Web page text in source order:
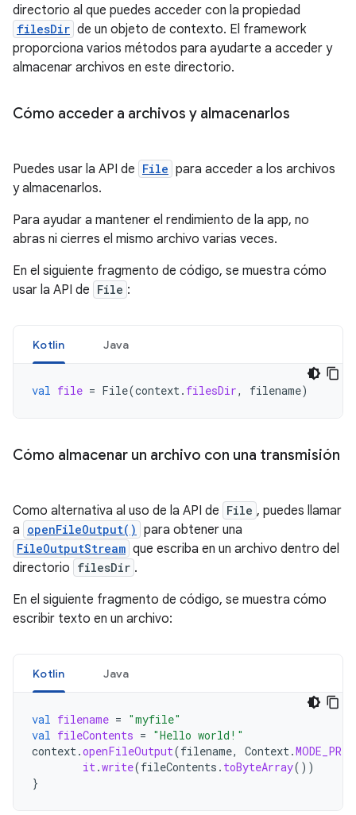
directorio al que puedes acceder con la propiedad
filesDir de un objeto de contexto. El framework
proporciona varios métodos para ayudarte a acceder y
almacenar archivos en este directorio.
Cómo acceder a archivos y almacenarlos
Puedes usar la API de File para acceder a los archivos
y almacenarlos.
Para ayudar a mantener el rendimiento de la app, no
abras ni cierres el mismo archivo varias veces.
En el siguiente fragmento de código, se muestra cómo
usar la API de File :
Kotlin Java
val file = File(context. filesDir, filename)
Cómo almacenar un archivo con una transmisión
Como alternativa al uso de la API de File , puedes llamar
a openFileOutput() para obtener una
FileOutputStream que escriba en un archivo dentro del
directorio filesDir .
En el siguiente fragmento de código, se muestra cómo
escribir texto en un archivo:
Kotlin Java
val filename = "myfile"
val fileContents = "Hello world!"
context.openFileOutput(filename, Context.
it.write(fileContents . toByteArray())
}